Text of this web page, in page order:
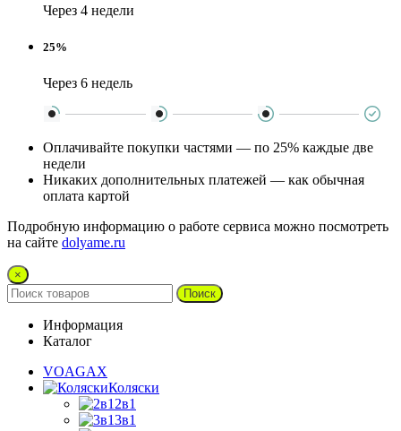
Через 4 недели
25%
Через 6 недель
Оплачивайте покупки частями — по 25% каждые две
недели
Никаких дополнительных платежей — как обычная
оплата картой
Подробную информацию о работе сервиса можно посмотреть
на сайте dolyame.ru
×
Поиск
Информация
Каталог
VOAGAX
Коляски
2в1
3в1